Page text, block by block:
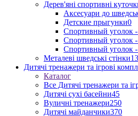
Дерев'яні спортивні
Аксесуари до
Детские прыгунки0
Спортивный уголок
Спортивный уголок
Спортивный уголок
Металеві шведські стінки
Дитячі тренажери та ігрові
Каталог
Все Дитячі тренажери та
Дитячі сухі басейни45
Вуличні тренажери250
Дитячі майданчики370